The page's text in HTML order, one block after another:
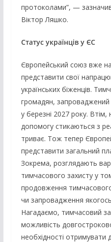
протоколами”, —
Віктор Ляшко.
Статус українців у ЄС
Європейський союз вже
представити свої
українських біженців.
громадян, запроваджений
у березні 2027 року.
допомогу стикаються з
триває. Тож тепер
представити загальний
Зокрема, розглядають
тимчасового захисту у
продовження
чи запровадження
Нагадаємо, тимчасовий
можливість
необхідності отримувати